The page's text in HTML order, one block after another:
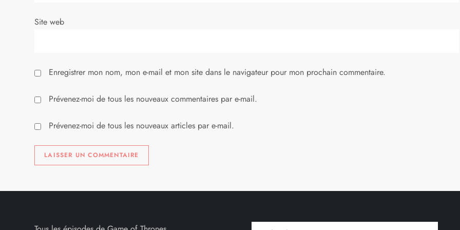
t
c
l
e
Site web
Enregistrer mon nom, mon e-mail et mon site dans le navigateur pour mon prochain commentaire.
Prévenez-moi de tous les nouveaux commentaires par e-mail.
Prévenez-moi de tous les nouveaux articles par e-mail.